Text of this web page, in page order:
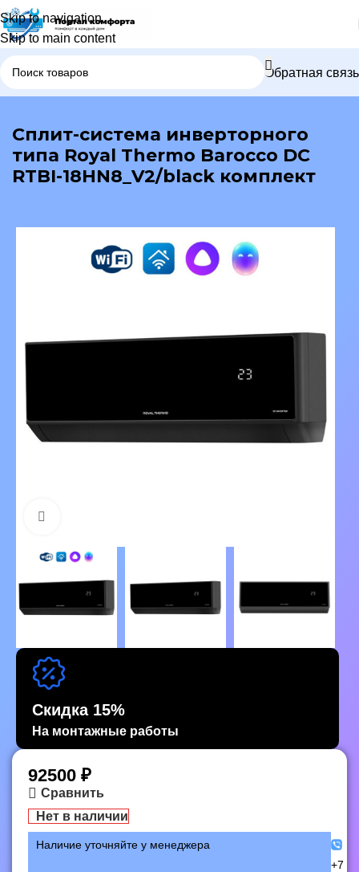
Skip to navigation
Skip to main content
Обратная связь
В каталог
Сплит-система инверторного
типа Royal Thermo Barocco DC
RTBI-18HN8_V2/black комплект
Скидка 15%
На монтажные работы
92500 ₽
Сравнить
Нет в наличии
Наличие уточняйте у менеджера
+7